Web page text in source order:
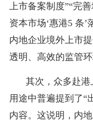
上市备案制度”“完
资本市场‘惠港5 条
内地企业境外上市
透明、高效的监管环
其次，众多赴
用途中普遍提到了“
内容。这说明，内